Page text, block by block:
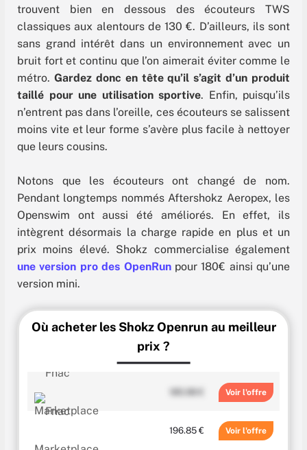
trouvent bien en dessous des écouteurs TWS
classiques aux alentours de 130 €. D’ailleurs, ils sont
sans grand intérêt dans un environnement avec un
bruit fort et continu que l’on aimerait éviter comme le
métro. Gardez donc en tête qu’il s’agit d’un produit
taillé pour une utilisation sportive. Enfin, puisqu’ils
n’entrent pas dans l’oreille, ces écouteurs se salissent
moins vite et leur forme s’avère plus facile à nettoyer
que leurs cousins.
Notons que les écouteurs ont changé de nom.
Pendant longtemps nommés Aftershokz Aeropex, les
Openswim ont aussi été améliorés. En effet, ils
intègrent désormais la charge rapide en plus et un
prix moins élevé. Shokz commercialise également
une version pro des OpenRun pour 180€ ainsi qu’une
version mini.
Où acheter les Shokz Openrun au meilleur
prix ?
185.98 € Voir
196.85 € Voir